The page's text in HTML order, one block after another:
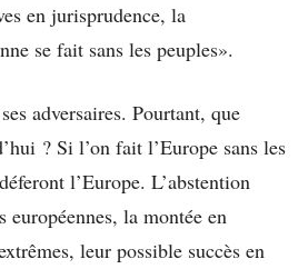
en jurisprudence, la
se fait sans les peuples».
adversaires. Pourtant, que
? Si l’on fait l’Europe sans les
l’Europe. L’abstention
européennes, la montée en
leur possible succès en